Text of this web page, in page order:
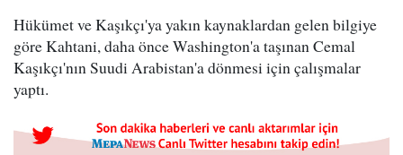
Hükümet ve Kaşıkçı'ya yakın kaynaklardan gelen bilgiye
göre Kahtani, daha önce Washington'a taşınan Cemal
Kaşıkçı'nın Suudi Arabistan'a dönmesi için çalışmalar
yaptı.